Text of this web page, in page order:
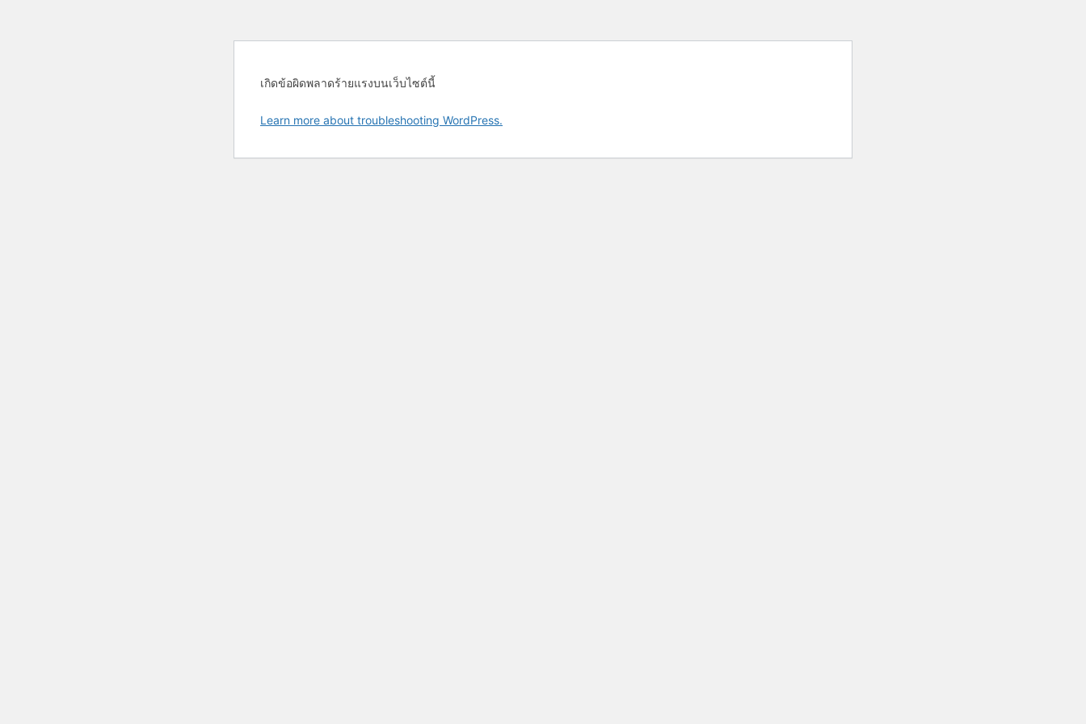
เกิดข้อผิดพลาดร้ายแรงบนเว็บไซต์นี้
Learn more about troubleshooting WordPress.